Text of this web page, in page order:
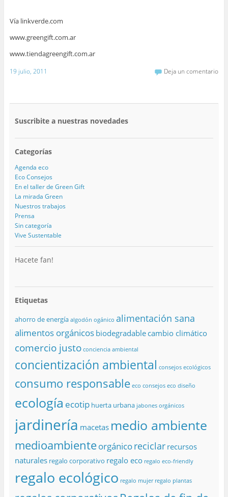
Vía linkverde.com
www.greengift.com.ar
www.tiendagreengift.com.ar
19 julio, 2011 Deja un comentario
Suscribite a nuestras novedades
Categorías
Agenda eco
Eco Consejos
En el taller de Green Gift
La mirada Green
Nuestros trabajos
Prensa
Sin categoría
Vive Sustentable
Hacete fan!
Etiquetas
ahorro de energía algodón ogánico alimentación sana
alimentos orgánicos biodegradable cambio climático
comercio justo conciencia ambiental
concientización ambiental consejos ecológicos
consumo responsable eco consejos eco diseño
ecología ecotip huerta urbana jabones orgánicos
jardinería macetas medio ambiente
medioambienteorgánicoreciclar recursos
naturales regalo corporativo regalo eco regalo eco-friendly
regalo ecológico regalo mujer regalo plantas